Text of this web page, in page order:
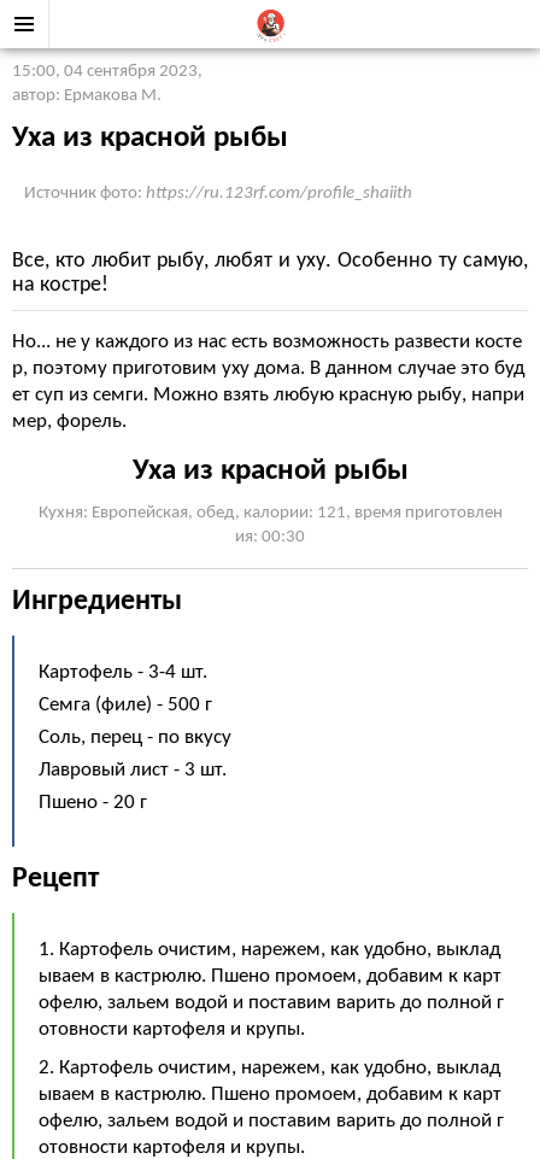
15:00, 04 сентября 2023,
автор: Ермакова М.
Уха из красной рыбы
Источник фото: https://ru.123rf.com/profile_shaiith
Все, кто любит рыбу, любят и уху. Особенно ту самую,
на костре!
Но... не у каждого из нас есть возможность развести косте
р, поэтому приготовим уху дома. В данном случае это буд
ет суп из семги. Можно взять любую красную рыбу, напри
мер, форель.
Уха из красной рыбы
Кухня: Европейская, обед, калории: 121, время приготовлен
ия: 00:30
Ингредиенты
Картофель - 3-4 шт.
Семга (филе) - 500 г
Соль, перец - по вкусу
Лавровый лист - 3 шт.
Пшено - 20 г
Рецепт
1. Картофель очистим, нарежем, как удобно, выклад
ываем в кастрюлю. Пшено промоем, добавим к карт
офелю, зальем водой и поставим варить до полной г
отовности картофеля и крупы.
2. Картофель очистим, нарежем, как удобно, выклад
ываем в кастрюлю. Пшено промоем, добавим к карт
офелю, зальем водой и поставим варить до полной г
отовности картофеля и крупы.